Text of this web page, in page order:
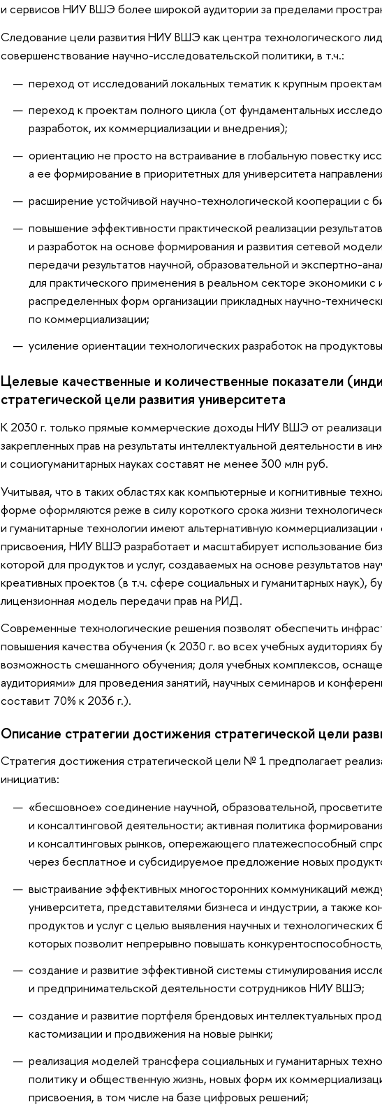
и сервисов НИУ ВШЭ более широкой аудитории за пределами
Следование цели развития НИУ ВШЭ как центра технологического
совершенствование научно-исследовательской политики, в т.ч.:
переход от исследований локальных тематик к крупным
переход к проектам полного цикла (от фундаментальных
разработок, их коммерциализации и внедрения);
ориентацию не просто на встраивание в глобальную повестку
а ее формирование в приоритетных для университета
расширение устойчивой научно-технологической кооперации с
повышение эффективности практической реализации
и разработок на основе формирования и развития сетевой
передачи результатов научной, образовательной и экспертно-
для практического применения в реальном секторе экономики с
распределенных форм организации прикладных научно-
по коммерциализации;
усиление ориентации технологических разработок на
Целевые качественные и количественные показатели
стратегической цели развития университета
К 2030 г. только прямые коммерческие доходы НИУ ВШЭ от
закрепленных прав на результаты интеллектуальной деятельности в
и социогуманитарных науках составят не менее 300 млн руб.
Учитывая, что в таких областях как компьютерные и когнитивные
форме оформляются реже в силу короткого срока жизни
и гуманитарные технологии имеют альтернативную
присвоения, НИУ ВШЭ разработает и масштабирует использование
которой для продуктов и услуг, создаваемых на основе результатов
креативных проектов (в т.ч. сфере социальных и гуманитарных наук),
лицензионная модель передачи прав на РИД.
Современные технологические решения позволят обеспечить
повышения качества обучения (к 2030 г. во всех учебных аудиториях
возможность смешанного обучения; доля учебных комплексов,
аудиториями» для проведения занятий, научных семинаров и
составит 70% к 2036 г.).
Описание стратегии достижения стратегической цели
Стратегия достижения стратегической цели № 1 предполагает
инициатив:
«бесшовное» соединение научной, образовательной,
и консалтинговой деятельности; активная политика
и консалтинговых рынков, опережающего платежеспособный
через бесплатное и субсидируемое предложение новых
выстраивание эффективных многосторонних коммуникаций
университета, представителями бизнеса и индустрии, а также
продуктов и услуг с целью выявления научных и
которых позволит непрерывно повышать
создание и развитие эффективной системы стимулирования
и предпринимательской деятельности сотрудников НИУ ВШЭ;
создание и развитие портфеля брендовых интеллектуальных
кастомизации и продвижения на новые рынки;
реализация моделей трансфера социальных и гуманитарных
политику и общественную жизнь, новых форм их
присвоения, в том числе на базе цифровых решений;